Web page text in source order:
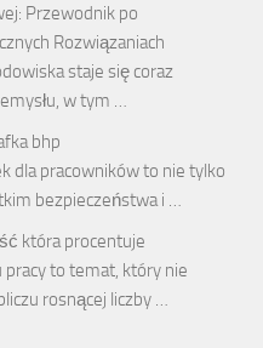
Przewodnik po
Rozwiązaniach
staje się coraz
w tym …
bhp
dla pracowników to nie tylko
bezpieczeństwa i …
która procentuje
to temat, który nie
rosnącej liczby …